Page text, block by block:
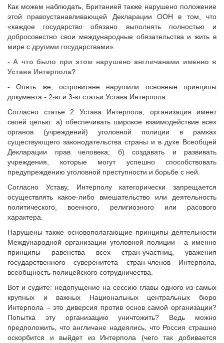
Как можем наблюдать, Британией также нарушено положение
этой правоустанавливающей Декларации ООН в том, что
«каждое государство обязано выполнять полностью и
добросовестно свои международные обязательства и жить в
мире с другими государствами».
- А что было при этом нарушено англичанами именно в
Уставе Интерпола?
- Опять же, островитяне нарушили основные принципы
документа - 2-ю и 3-ю статьи Устава Интерпола.
Согласно статье 2 Устава Интерпола, организация имеет
своей целью: а) обеспечивать широкое взаимодействие всех
органов (учреждений) уголовной полиции в рамках
существующего законодательства страны и в духе Всеобщей
Декларации прав человека; б) создавать и развивать
учреждения, которые могут успешно способствовать
предупреждению уголовной преступности и борьбе с ней.
Согласно Уставу, Интерполу категорически запрещается
осуществлять какое-либо вмешательство или деятельность
политического, военного, религиозного или расового
характера.
Нарушены также основополагающие принципы деятельности
Международной организации уголовной полиции - а именно
принципы равенства всех стран-участниц, уважения
государственного суверенитета стран-членов Интерпола,
всеобщность полицейского сотрудничества.
Вот и судите: недопущение на сессию главы одного из самых
крупных и важных Национальных центральных бюро
Интерпола – это диверсия против основ самой организации?
Попытка эту организацию уничтожить? Ведь можно
предположить, что англичане надеялись, что Россия страшно
оскорбится и выйдет из Интерпола (чего так добивается